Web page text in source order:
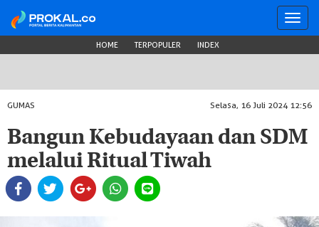
HOME TERPOPULER INDEX
GUMAS Selasa, 16 Juli 2024 12:56
Bangun Kebudayaan dan SDM
melalui Ritual Tiwah